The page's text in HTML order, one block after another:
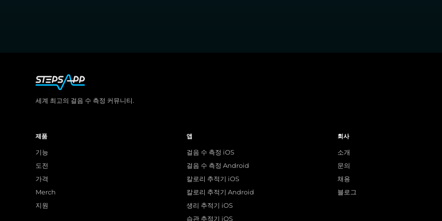
세계 최고의 걸음 수 측정 커뮤니티.
제품
기능
도전
가격
Merch
지원
앱
걸음 수 측정 iOS
걸음 수 측정 Android
칼로리 추적기 iOS
칼로리 추적기 Android
생리 추적기 iOS
습관 추적기 iOS
회사
소개
문의
채용
블로그